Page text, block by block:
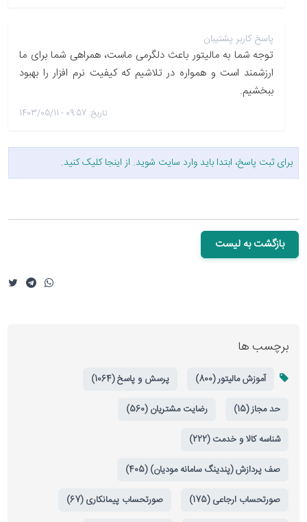
پاسخ کاربر پشتیبان
توجه شما به مالیتور باعث دلگرمی ماست، همراهی شما برای ما
ارزشمند است و همواره در تلاشیم که کیفیت نرم افزار را بهبود
ببخشیم.
تاریخ: 09:57 - 1403/05/11
برای ثبت پاسخ، ابتدا باید وارد سایت شوید. از اینجاکلیک کنید.
بازگشت به لیست
برچسب ها
آموزش مالیتور (800)
پرسش و پاسخ (1064)
حد مجاز (15)
رضایت مشتریان (560)
شناسه کالا و خدمت (222)
صف پردازش (پندینگ سامانه مودیان) (405)
صورتحساب ارجاعی (175)
صورتحساب پیمانکاری (67)